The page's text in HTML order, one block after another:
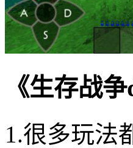
《生存战
1.很多玩法